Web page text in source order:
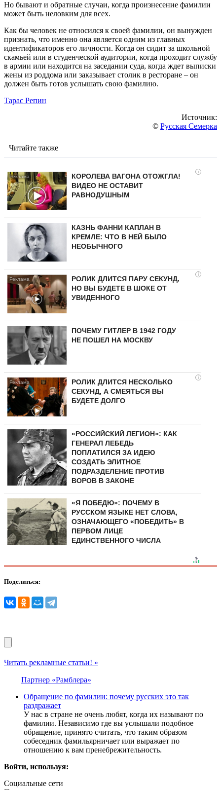
Но бывают и обратные случаи, когда произнесение фамилии
может быть неловким для всех.
Как бы человек не относился к своей фамилии, он вынужден
признать, что именно она является одним из главных
идентификаторов его личности. Когда он сидит за школьной
скамьей или в студенческой аудитории, когда проходит службу
в армии или находится на заседании суда, когда ждет выписки
жены из роддома или заказывает столик в ресторане – он
должен быть готов услышать свою фамилию.
Тарас Репин
Источник:
© Русская Семерка
Читайте также
i
КОРОЛЕВА ВАГОНА ОТОЖГЛА!
ВИДЕО НЕ ОСТАВИТ
РАВНОДУШНЫМ
КАЗНЬ ФАННИ КАПЛАН В
КРЕМЛЕ: ЧТО В НЕЙ БЫЛО
НЕОБЫЧНОГО
i
РОЛИК ДЛИТСЯ ПАРУ СЕКУНД,
НО ВЫ БУДЕТЕ В ШОКЕ ОТ
УВИДЕННОГО
ПОЧЕМУ ГИТЛЕР В 1942 ГОДУ
НЕ ПОШЕЛ НА МОСКВУ
i
РОЛИК ДЛИТСЯ НЕСКОЛЬКО
СЕКУНД, А СМЕЯТЬСЯ ВЫ
БУДЕТЕ ДОЛГО
«РОССИЙСКИЙ ЛЕГИОН»: КАК
ГЕНЕРАЛ ЛЕБЕДЬ
ПОПЛАТИЛСЯ ЗА ИДЕЮ
СОЗДАТЬ ЭЛИТНОЕ
ПОДРАЗДЕЛЕНИЕ ПРОТИВ
ВОРОВ В ЗАКОНЕ
«Я ПОБЕДЮ»: ПОЧЕМУ В
РУССКОМ ЯЗЫКЕ НЕТ СЛОВА,
ОЗНАЧАЮЩЕГО «ПОБЕДИТЬ» В
ПЕРВОМ ЛИЦЕ
ЕДИНСТВЕННОГО ЧИСЛА
Поделиться:
Читать рекламные статьи! »
Партнер «Рамблера»
Обращение по фамилии: почему русских это так
раздражает
У нас в стране не очень любят, когда их называют по
фамилии. Независимо где вы услышали подобное
обращение, принято считать, что таким образом
собеседник фамильярничает или выражает по
отношению к вам пренебрежительность.
Войти, используя:
Социальные сети